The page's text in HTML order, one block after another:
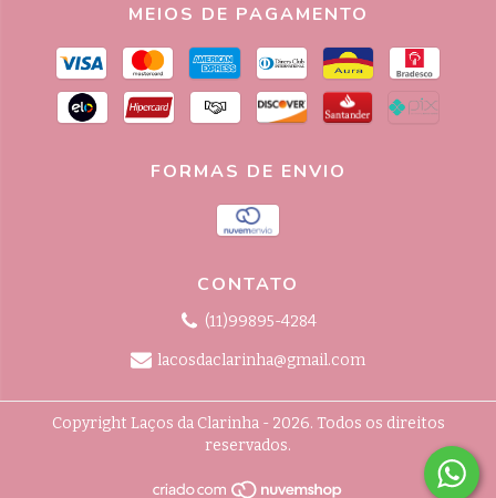
MEIOS DE PAGAMENTO
FORMAS DE ENVIO
CONTATO
(11)99895-4284
lacosdaclarinha@gmail.com
Copyright Laços da Clarinha - 2026. Todos os direitos
reservados.